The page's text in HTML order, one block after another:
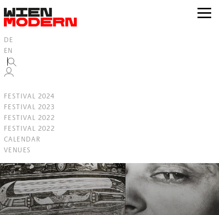
springen
zur
DE
EN
FESTIVAL 2024
FESTIVAL 2023
FESTIVAL 2022
FESTIVAL 2022
CALENDAR
VENUES